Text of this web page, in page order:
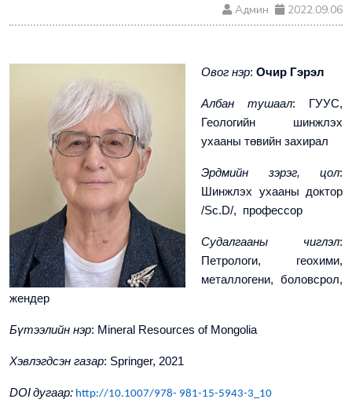
Админ 2022.09.06
Овог нэр: Очир Гэрэл
Албан тушаал: ГУУС,
Геологийн шинжлэх
ухааны төвийн захирал
Эрдмийн зэрэг, цол:
Шинжлэх ухааны доктор
/Sc.D/, профессор
Судалгааны чиглэл:
Петрологи, геохими,
металлогени, боловсрол,
жендер
Бүтээлийн нэр: Mineral Resources of Mongolia
Хэвлэгдсэн газар: Springer, 2021
DOIдугаар: http://10.1007/978- 981-15-5943-3_10